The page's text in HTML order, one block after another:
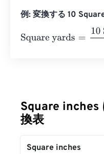
例: 変換する 10
Square yards = 10
Square inches
換表
Square inches